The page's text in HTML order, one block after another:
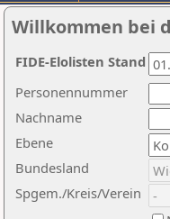
Willkommen bei
Nachname
Ebene
Personennummer
Bundesland
Spgem./Kreis/Verein
FIDE-Elolisten Stand